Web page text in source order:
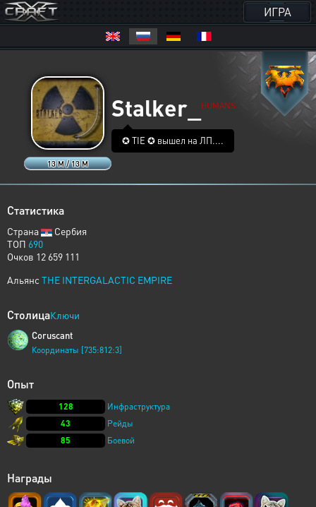
ИГРА
13 M / 13 M
Stalker_ HUMANS
✪ TIE ✪ вышел на ЛП....
Статистика
Страна
Сербия
ТОП 690
Очков 12 659 111
Альянс THE INTERGALACTIC EMPIRE
СтолицаКлючи
Coruscant
Координаты [735:812:3]
Опыт
128
Инфраструктура
43
Рейды
85
Боевой
Награды